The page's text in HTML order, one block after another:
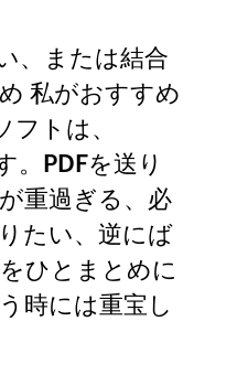
、または結合
私がおすすめ
トは、
。PDFを送り
重過ぎる、必
たい、逆にば
ひとまとめに
時には重宝し